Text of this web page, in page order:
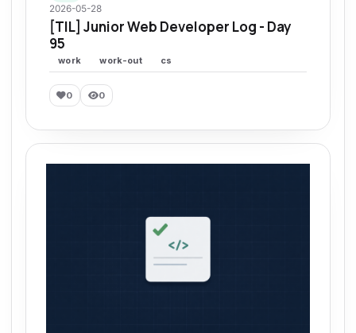
2026-05-28
[TIL] Junior Web Developer Log - Day
95
work work-out cs
0 0